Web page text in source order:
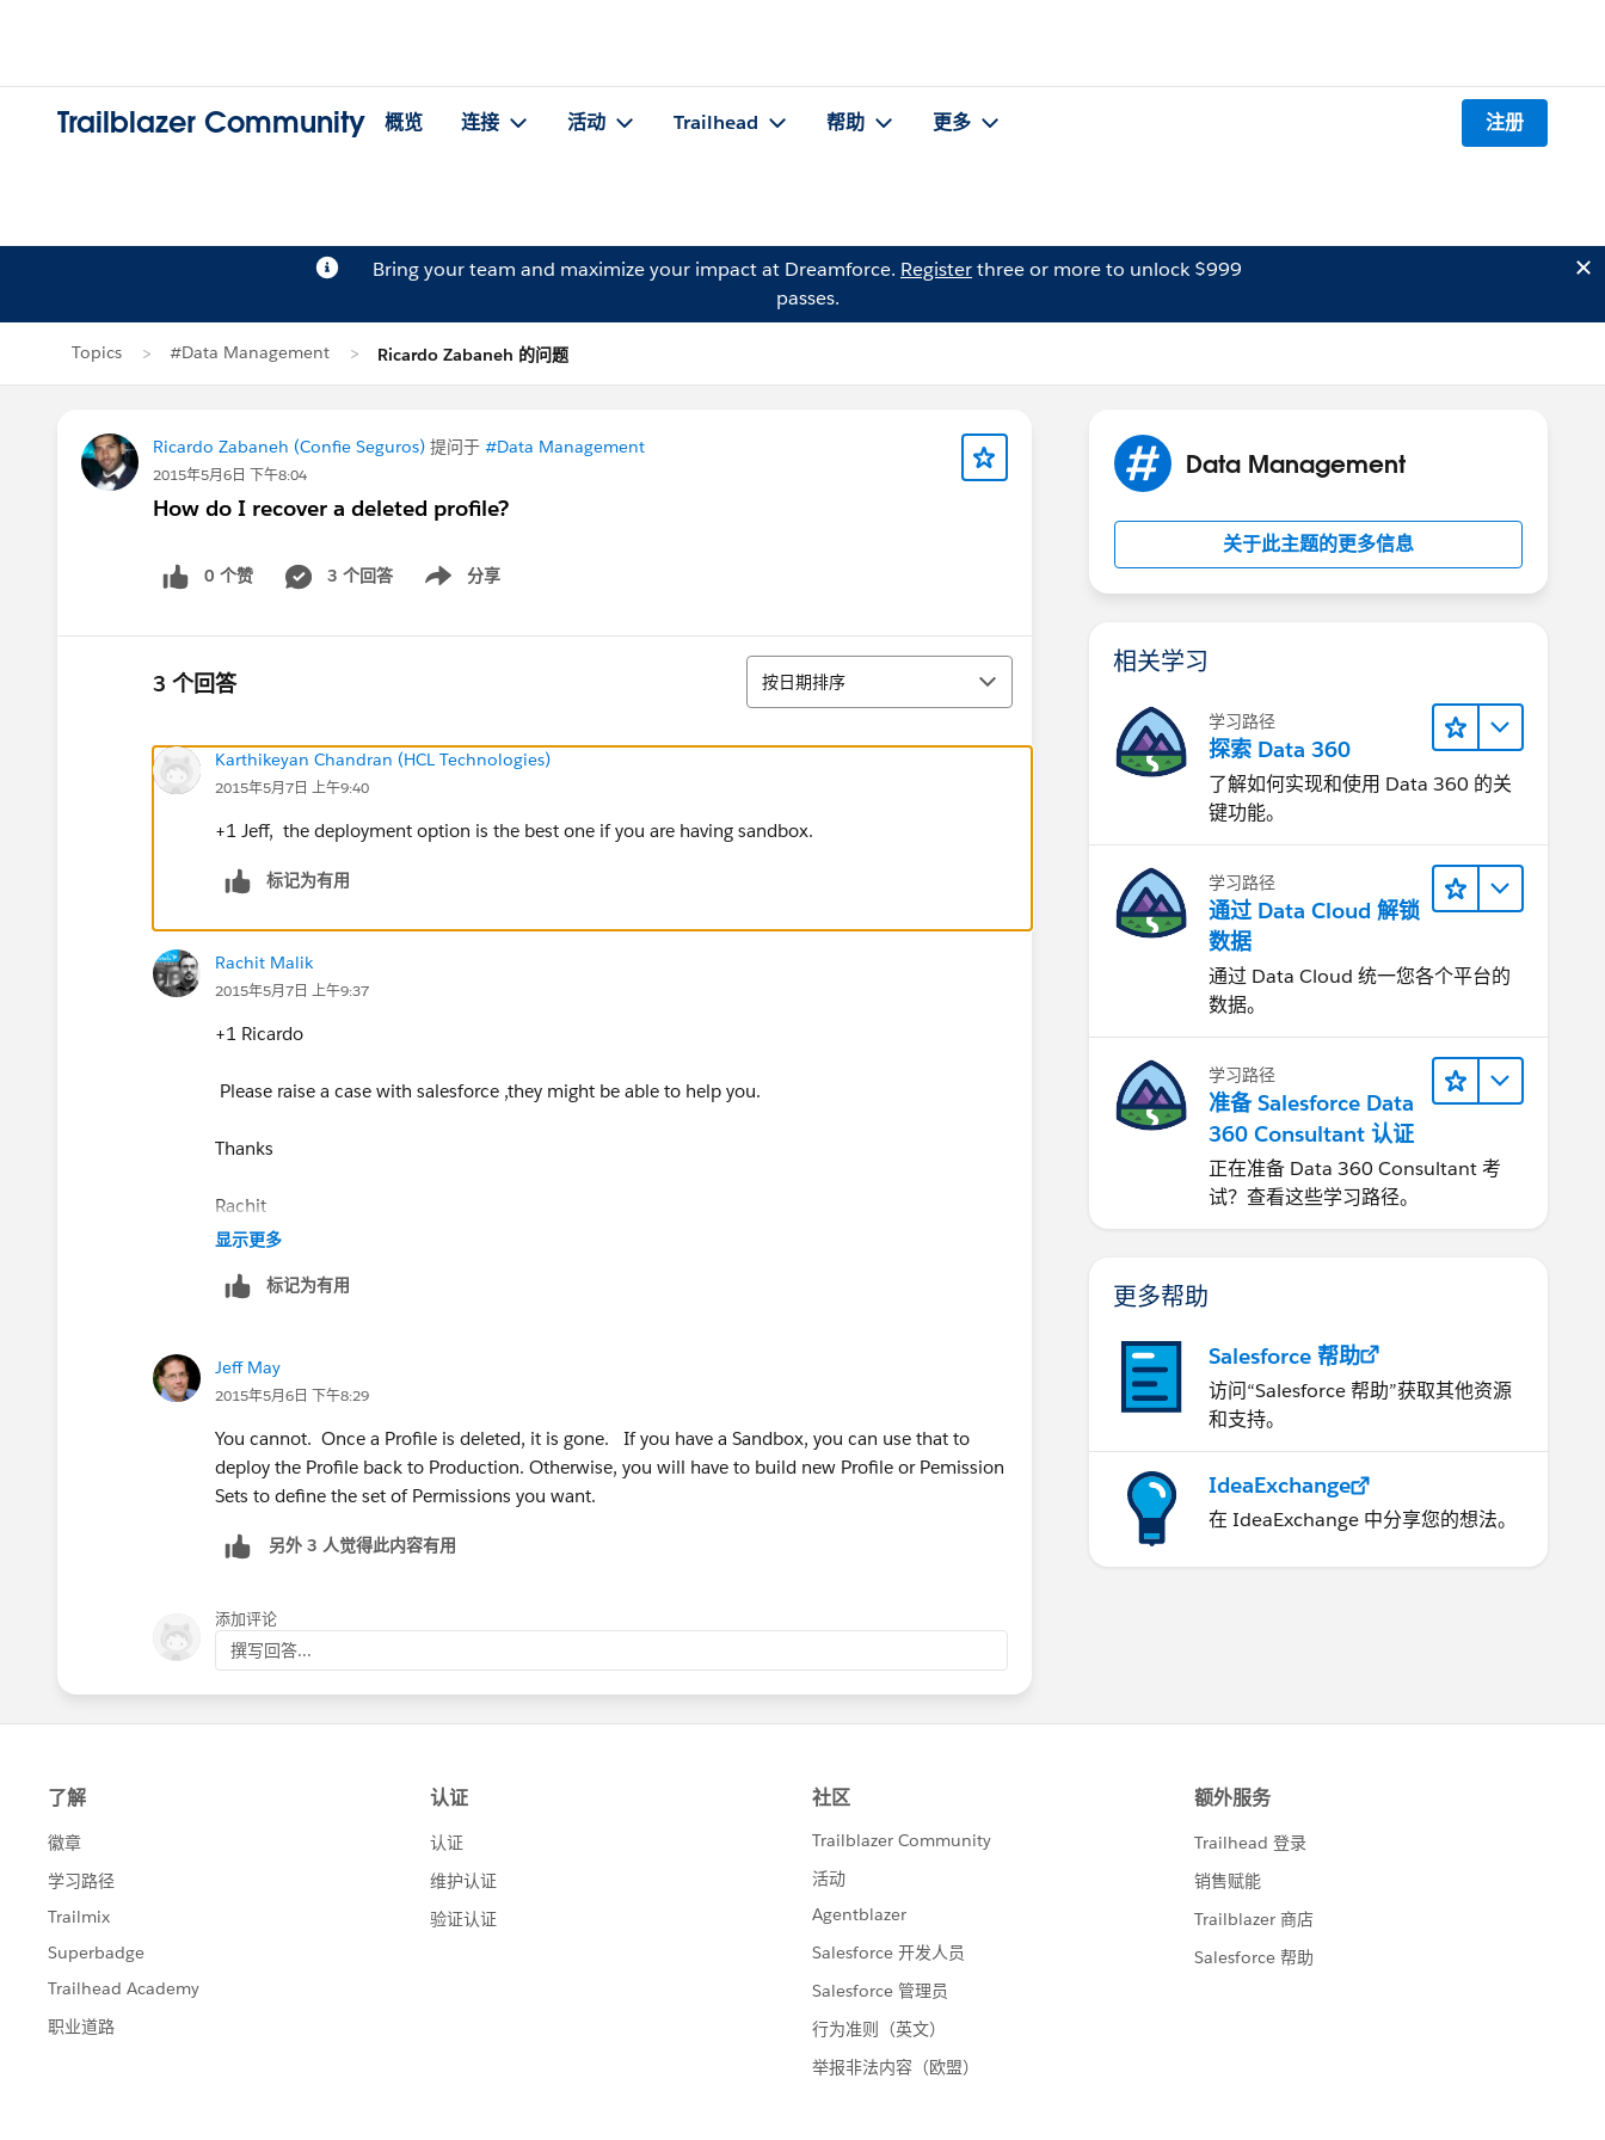
Trailblazer Community 概览 连接 活动 Trailhead 帮助 更多 注册
Bring your team and maximize your impact at Dreamforce. Registerthree or more to unlock $999
passes.
Topics #Data Management Ricardo Zabaneh 的问题
Ricardo Zabaneh (Confie Seguros) 提问于 #Data Management
2015年5月6日 下午8:04
How do I recover a deleted profile?
0 个赞 3 个回答 分享
Show menu
3 个回答 排序
按日期排序
Karthikeyan Chandran (HCL Technologies)
2015年5月7日 上午9:40
+1 Jeff, the deployment option is the best one if you are having sandbox.
标记为有用
Rachit Malik
2015年5月7日 上午9:37
+1 Ricardo
Please raise a case with salesforce ,they might be able to help you.
Thanks
Rachit
显示更多
标记为有用
Jeff May
2015年5月6日 下午8:29
You cannot. Once a Profile is deleted, it is gone. If you have a Sandbox, you can use that to
deploy the Profile back to Production. Otherwise, you will have to build new Profile or Pemission
Sets to define the set of Permissions you want.
另外 3 人觉得此内容有用
添加评论
撰写回答...
Data Management
关于此主题的更多信息
相关学习
学习路径
探索 Data 360
了解如何实现和使用 Data 360 的关
键功能。
学习路径
通过 Data Cloud 解锁
数据
通过 Data Cloud 统一您各个平台的
数据。
学习路径
准备 Salesforce Data
360 Consultant 认证
正在准备 Data 360 Consultant 考
试？查看这些学习路径。
更多帮助
Salesforce 帮助
访问“Salesforce 帮助”获取其他资源
和支持。
IdeaExchange
在 IdeaExchange 中分享您的想法。